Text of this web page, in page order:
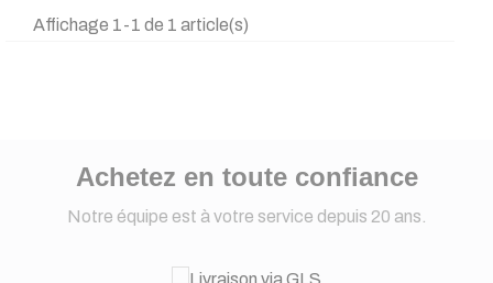
Affichage 1-1 de 1 article(s)
Achetez en toute confiance
Notre équipe est à votre service depuis 20 ans.